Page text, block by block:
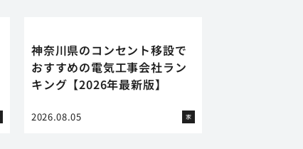
神奈川県のコンセント移設で
おすすめの電気工事会社ラン
キング【2026年最新版】
2026.08.05 家